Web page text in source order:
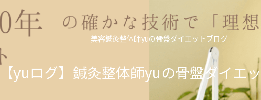
美容鍼灸整体師yuの骨盤ダイエットブログ
【yuログ】鍼灸整体師yuの骨盤ダイエ